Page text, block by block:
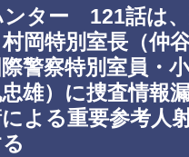
ンター 121話は
岡特別室長（仲
警察特別室員・
忠雄）に捜査情報
よる重要参考人